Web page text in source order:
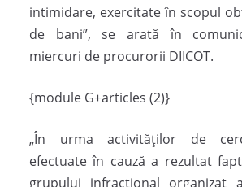
intimidare, exercitate în scopul
de bani”, se arată în
miercuri de procurorii DIICOT.
{module G+articles (2)}
„În urma activităților de
efectuate în cauză a rezultat
grupului infracțional organizat